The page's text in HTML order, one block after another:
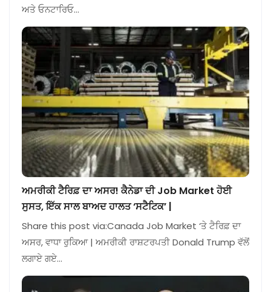
ਅਤੇ ਓਨਟਾਰਿਓ…
ਅਮਰੀਕੀ ਟੈਰਿਫ਼ ਦਾ ਅਸਰ! ਕੈਨੇਡਾ ਦੀ Job Market ਹੋਈ
ਸੁਸਤ, ਇੱਕ ਸਾਲ ਬਾਅਦ ਹਾਲਤ ‘ਸਟੈਟਿਕ’ |
Share this post via:Canada Job Market ‘ਤੇ ਟੈਰਿਫ਼ ਦਾ
ਅਸਰ, ਵਾਧਾ ਰੁਕਿਆ | ਅਮਰੀਕੀ ਰਾਸ਼ਟਰਪਤੀ Donald Trump ਵੱਲੋਂ
ਲਗਾਏ ਗਏ…